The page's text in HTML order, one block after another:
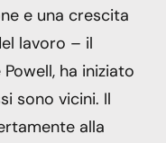
e una crescita
lavoro – il
ha iniziato
sono vicini. Il
alla